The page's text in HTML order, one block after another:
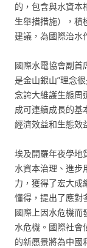
的，包含與水資本
生舉措措施），積
建議，為國際治水
國際水電協會副首
是金山銀山”理念
念誇大維護生態周
成可連續成長的基
經濟效益和生態效
埃及開羅年夜學地
水資本治理、進步
力，獲得了宏大成
懂得，提出了應對
國際上因水危機而
水危機。國際社會
的新愿景將為中國